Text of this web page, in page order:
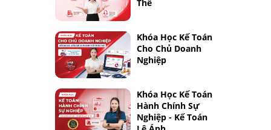
Thể
Khóa Học Kế Toán
Cho Chủ Doanh
Nghiệp
Khóa Học Kế Toán
Hành Chính Sự
Nghiệp - Kế Toán